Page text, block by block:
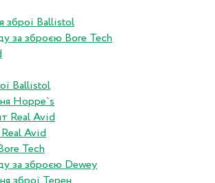
зброї Ballistol
за зброєю Bore Tech
Ballistol
Hoppe`s
Real Avid
Avid
Tech
за зброєю Dewey